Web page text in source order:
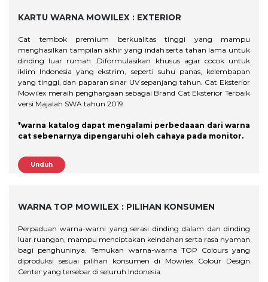
KARTU WARNA MOWILEX : EXTERIOR
Cat tembok premium berkualitas tinggi yang mampu
menghasilkan tampilan akhir yang indah serta tahan lama untuk
dinding luar rumah. Diformulasikan khusus agar cocok untuk
iklim Indonesia yang ekstrim, seperti suhu panas, kelembapan
yang tinggi, dan paparan sinar UV sepanjang tahun. Cat Eksterior
Mowilex meraih penghargaan sebagai Brand Cat Eksterior Terbaik
versi Majalah SWA tahun 2019.
*warna katalog dapat mengalami perbedaaan dari warna
cat sebenarnya dipengaruhi oleh cahaya pada monitor.
Unduh
WARNA TOP MOWILEX : PILIHAN KONSUMEN
Perpaduan warna-warni yang serasi dinding dalam dan dinding
luar ruangan, mampu menciptakan keindahan serta rasa nyaman
bagi penghuninya. Temukan warna-warna TOP Colours yang
diproduksi sesuai pilihan konsumen di Mowilex Colour Design
Center yang tersebar di seluruh Indonesia.